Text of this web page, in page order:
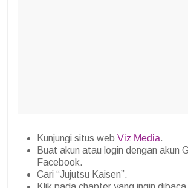
Kunjungi situs web Viz Media.
Buat akun atau login dengan akun
Facebook.
Cari “Jujutsu Kaisen”.